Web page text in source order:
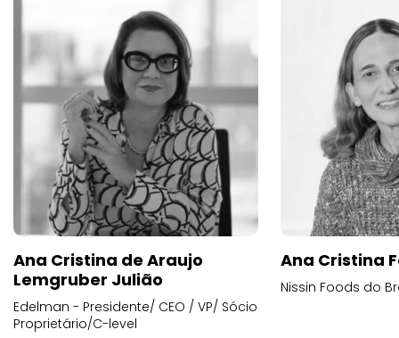
Ana Cristina de Araujo
Lemgruber Julião
Edelman - Presidente/ CEO / VP/ Sócio
Proprietário/C-level
Ana Cristina
Nissin Foods do